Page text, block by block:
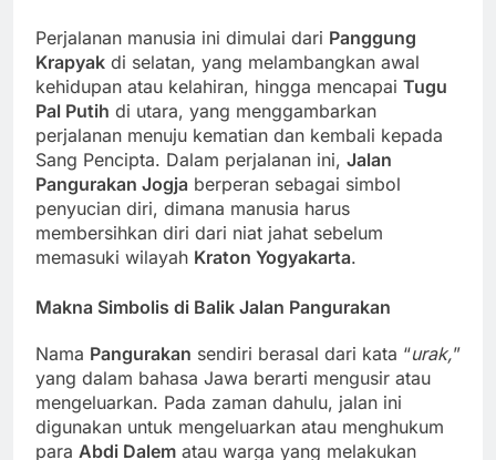
Perjalanan manusia ini dimulai dari Panggung
Krapyak di selatan, yang melambangkan awal
kehidupan atau kelahiran, hingga mencapai Tugu
Pal Putih di utara, yang menggambarkan
perjalanan menuju kematian dan kembali kepada
Sang Pencipta. Dalam perjalanan ini, Jalan
Pangurakan Jogja berperan sebagai simbol
penyucian diri, dimana manusia harus
membersihkan diri dari niat jahat sebelum
memasuki wilayah Kraton Yogyakarta.
Makna Simbolis di Balik Jalan Pangurakan
Nama Pangurakan sendiri berasal dari kata “urak,”
yang dalam bahasa Jawa berarti mengusir atau
mengeluarkan. Pada zaman dahulu, jalan ini
digunakan untuk mengeluarkan atau menghukum
para Abdi Dalem atau warga yang melakukan